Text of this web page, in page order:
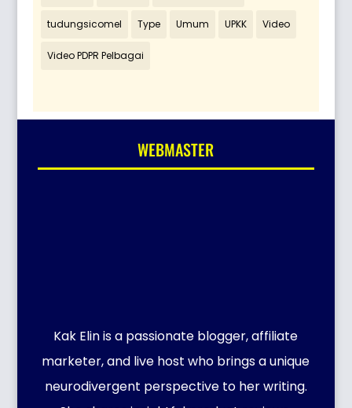
tudungsicomel Type Umum UPKK Video
Video PDPR Pelbagai
WEBMASTER
Kak Elin is a passionate blogger, affiliate
marketer, and live host who brings a unique
neurodivergent perspective to her writing.